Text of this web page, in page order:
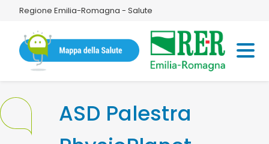
Regione Emilia-Romagna - Salute
ASD Palestra